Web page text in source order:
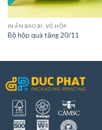
IN ẤN BAO BÌ, VỎ HỘP
Bộ hộp quà tặng 20/11